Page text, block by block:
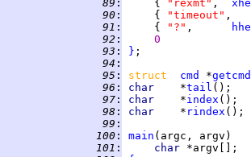
  89
:
     {
"rexmt" ,
  90
:
     {
"timeout"
  91
:
     {
"?" ,
  92
:
0
  93
: }
  94
:
  95
: struct cmd *getcmd
  96
: char *tail
  97
: char *index
  98
: char * rindex
  99
:
100 : main
101 : char